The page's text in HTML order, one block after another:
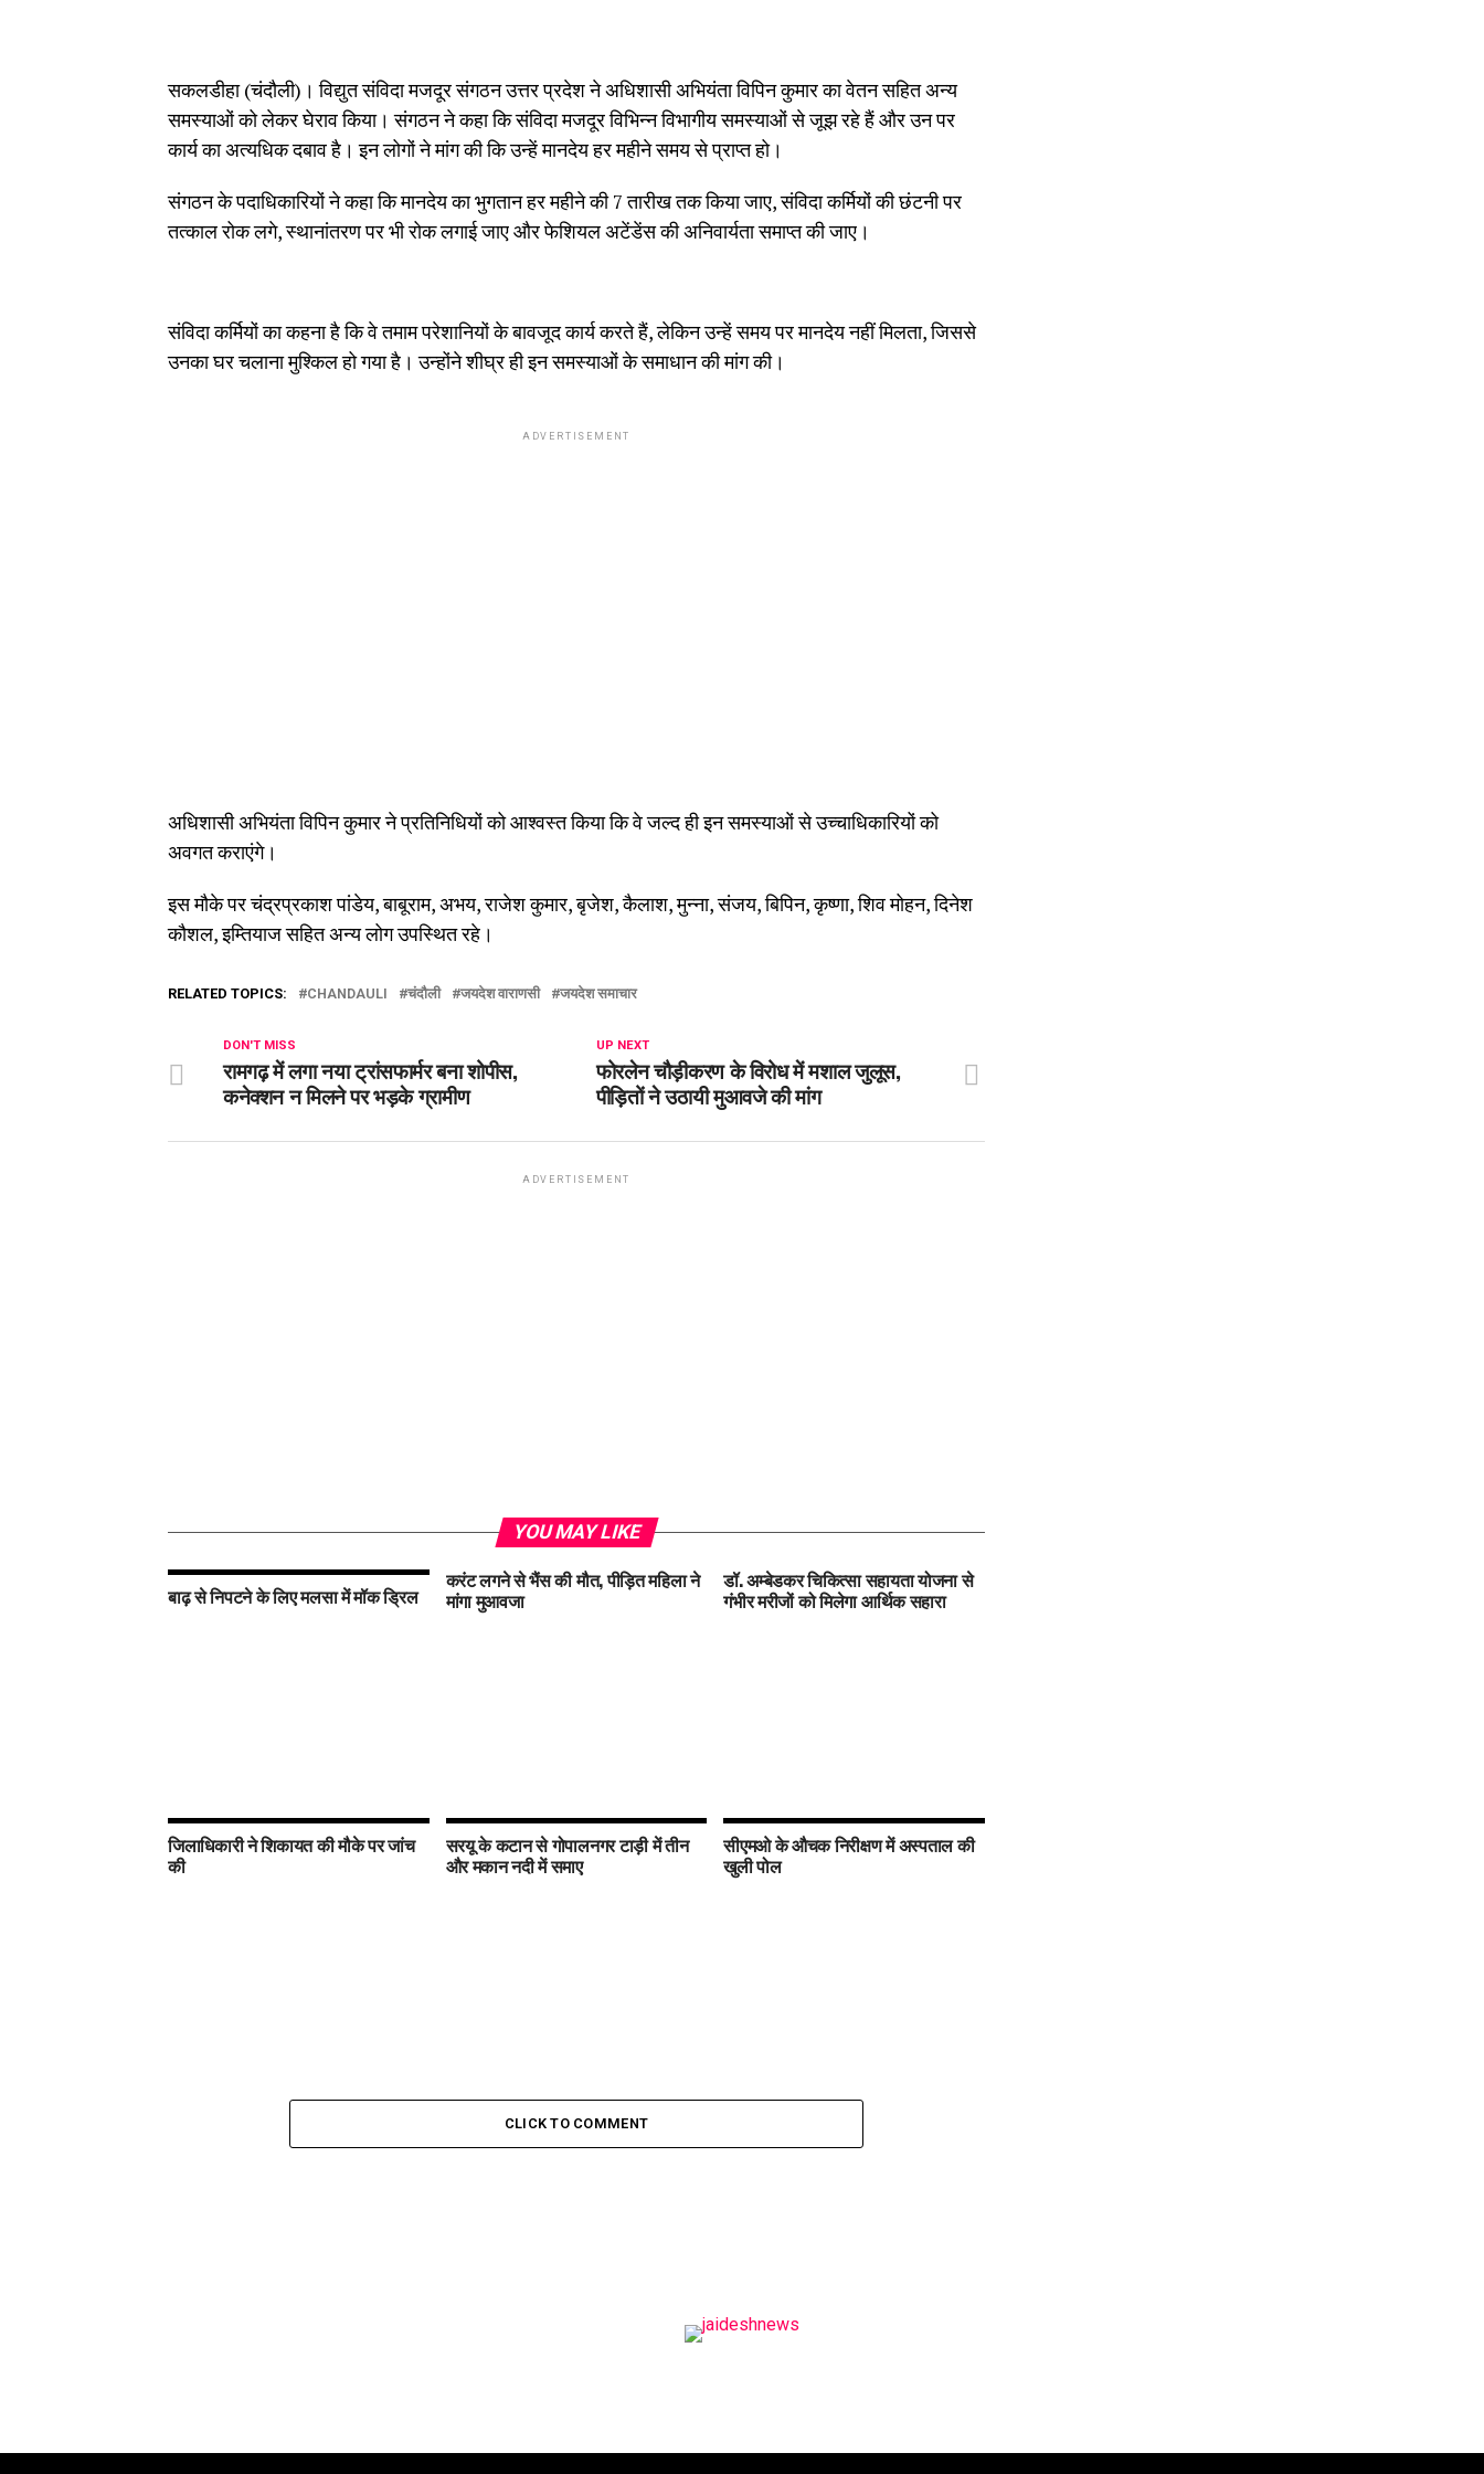
सकलडीहा (चंदौली)। विद्युत संविदा मजदूर संगठन उत्तर प्रदेश ने अधिशासी अभियंता विपिन कुमार का वेतन सहित अन्य
समस्याओं को लेकर घेराव किया। संगठन ने कहा कि संविदा मजदूर विभिन्न विभागीय समस्याओं से जूझ रहे हैं और उन पर
कार्य का अत्यधिक दबाव है। इन लोगों ने मांग की कि उन्हें मानदेय हर महीने समय से प्राप्त हो।
संगठन के पदाधिकारियों ने कहा कि मानदेय का भुगतान हर महीने की 7 तारीख तक किया जाए, संविदा कर्मियों की छंटनी पर
तत्काल रोक लगे, स्थानांतरण पर भी रोक लगाई जाए और फेशियल अटेंडेंस की अनिवार्यता समाप्त की जाए।
संविदा कर्मियों का कहना है कि वे तमाम परेशानियों के बावजूद कार्य करते हैं, लेकिन उन्हें समय पर मानदेय नहीं मिलता, जिससे
उनका घर चलाना मुश्किल हो गया है। उन्होंने शीघ्र ही इन समस्याओं के समाधान की मांग की।
ADVERTISEMENT
अधिशासी अभियंता विपिन कुमार ने प्रतिनिधियों को आश्वस्त किया कि वे जल्द ही इन समस्याओं से उच्चाधिकारियों को
अवगत कराएंगे।
इस मौके पर चंद्रप्रकाश पांडेय, बाबूराम, अभय, राजेश कुमार, बृजेश, कैलाश, मुन्ना, संजय, बिपिन, कृष्णा, शिव मोहन, दिनेश
कौशल, इम्तियाज सहित अन्य लोग उपस्थित रहे।
RELATED TOPICS: CHANDAULI चंदौली जयदेश वाराणसी जयदेश समाचार
UP NEXT
फोरलेन चौड़ीकरण के विरोध में मशाल जुलूस,
पीड़ितों ने उठायी मुआवजे की मांग
DON'T MISS
रामगढ़ में लगा नया ट्रांसफार्मर बना शोपीस,
कनेक्शन न मिलने पर भड़के ग्रामीण
ADVERTISEMENT
YOU MAY LIKE
बाढ़ से निपटने के लिए मलसा में मॉक ड्रिल
करंट लगने से भैंस की मौत, पीड़ित महिला ने
मांगा मुआवजा
डॉ. अम्बेडकर चिकित्सा सहायता योजना से
गंभीर मरीजों को मिलेगा आर्थिक सहारा
जिलाधिकारी ने शिकायत की मौके पर जांच
की
सरयू के कटान से गोपालनगर टाड़ी में तीन
और मकान नदी में समाए
सीएमओ के औचक निरीक्षण में अस्पताल की
खुली पोल
CLICK TO COMMENT